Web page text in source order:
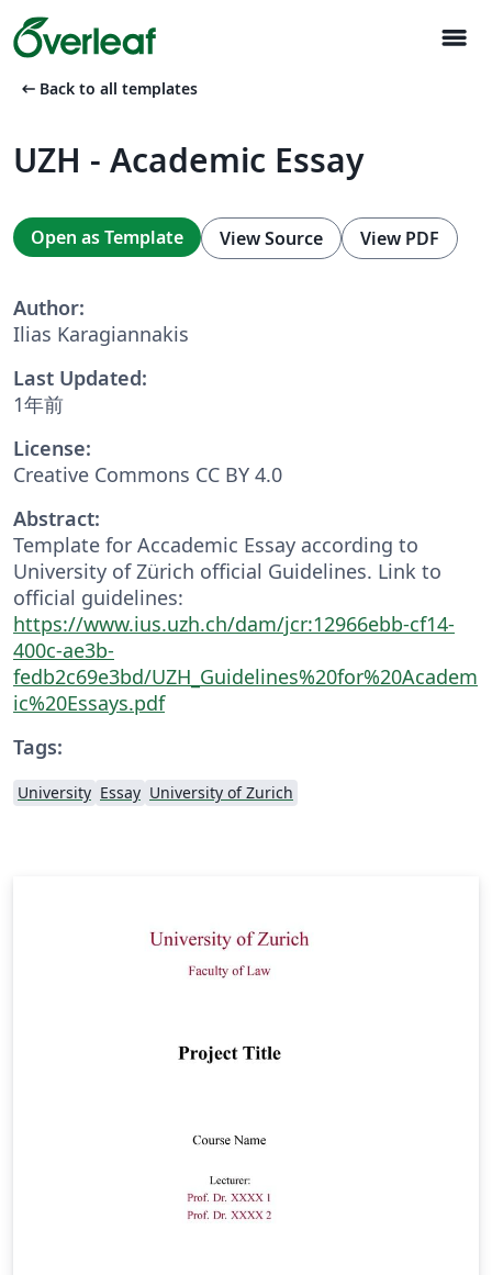
menu
arrow_left_alt Back to all templates
UZH - Academic Essay
Open as Template View Source View PDF
Author:
Ilias Karagiannakis
Last Updated:
1年前
License:
Creative Commons CC BY 4.0
Abstract:
Template for Accademic Essay according to
University of Zürich official Guidelines. Link to
official guidelines:
https://www.ius.uzh.ch/dam/jcr:12966ebb-cf14-
400c-ae3b-
fedb2c69e3bd/UZH_Guidelines%20for%20Academ
ic%20Essays.pdf
Tags:
University Essay University of Zurich